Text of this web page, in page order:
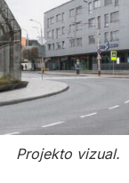
Projekto vizual.